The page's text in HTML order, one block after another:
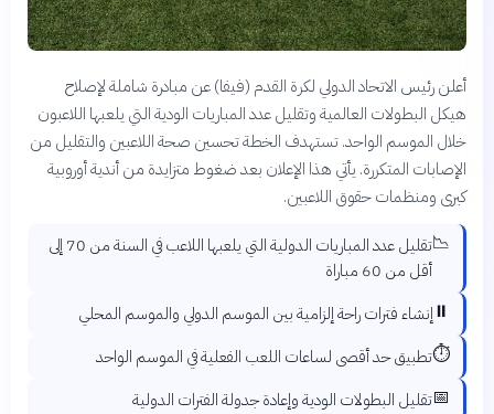
أعلن رئيس الاتحاد الدولي لكرة القدم (فيفا) عن مبادرة شاملة لإصلاح
هيكل البطولات العالمية وتقليل عدد المباريات الودية التي يلعبها اللاعبون
خلال الموسم الواحد. تستهدف الخطة تحسين صحة اللاعبين والتقليل من
الإصابات المتكررة. يأتي هذا الإعلان بعد ضغوط متزايدة من أندية أوروبية
كبرى ومنظمات حقوق اللاعبين.
📉
تقليل عدد المباريات الدولية التي يلعبها اللاعب في السنة من 70 إلى
أقل من 60 مباراة
⏸️إنشاء فترات راحة إلزامية بين الموسم الدولي والموسم المحلي
⏱️تطبيق حد أقصى لساعات اللعب الفعلية في الموسم الواحد
📅تقليل البطولات الودية وإعادة جدولة الفترات الدولية